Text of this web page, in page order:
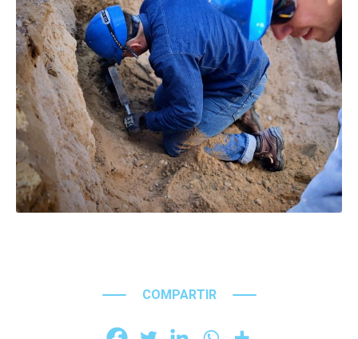
COMPARTIR